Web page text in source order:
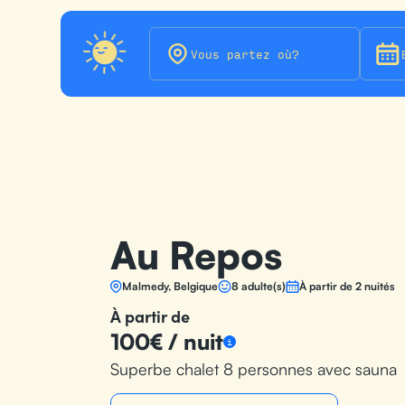
Au Repos
Malmedy, Belgique 8 adulte(s) À partir de 2 nuités
À partir de
100€ / nuit i
Superbe chalet 8 personnes avec sauna